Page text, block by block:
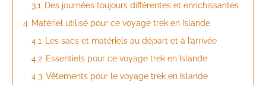
3.1 Des journées toujours différentes et enrichissantes
4 Matériel utilisé pour ce voyage trek en Islande
4.1 Les sacs et matériels au départ et à l’arrivée
4.2 Essentiels pour ce voyage trek en Islande
4.3 Vêtements pour le voyage trek en Islande